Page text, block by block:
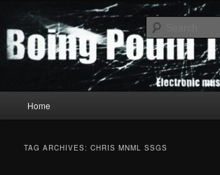
primary
content
secondary
contentBoing Poum Tchak!
Home
TAG ARCHIVES:CHRIS MNML SSGS